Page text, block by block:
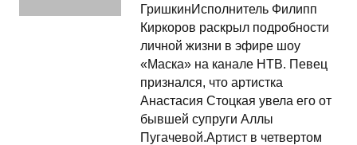
ГришкинИсполнитель Филипп
Киркоров раскрыл подробности
личной жизни в эфире шоу
«Маска» на канале НТВ. Певец
признался, что артистка
Анастасия Стоцкая увела его от
бывшей супруги Аллы
Пугачевой.Артист в четвертом